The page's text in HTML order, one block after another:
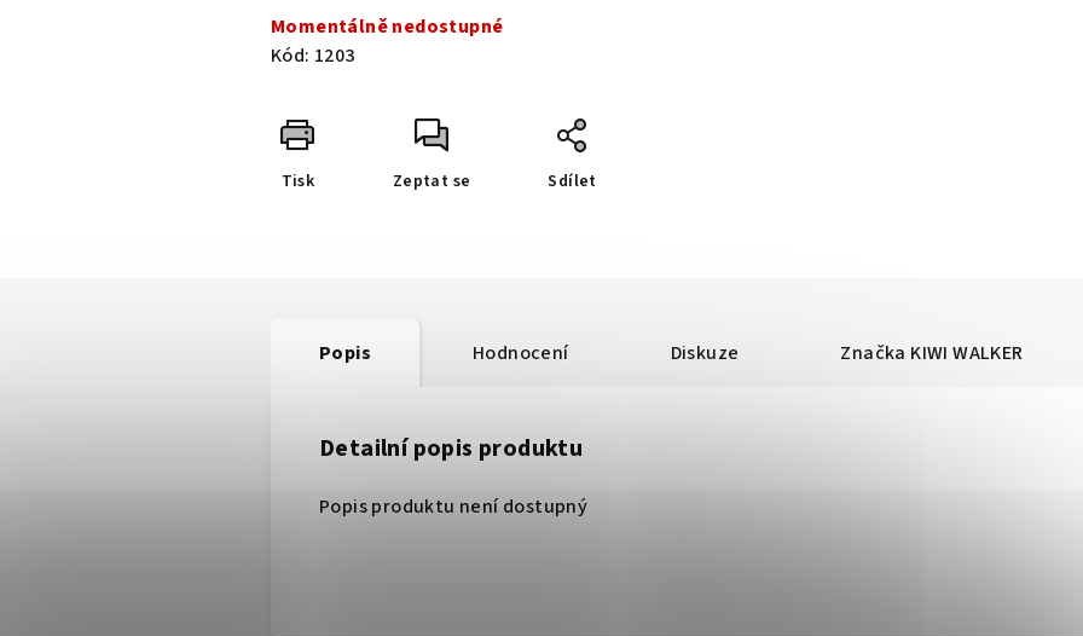
cena:
Momentálně nedostupné
Kód: 1203
Tisk Zeptat se Sdílet
Popis Hodnocení Diskuze Značka KIWI WALKER
Detailní popis produktu
Popis produktu není dostupný